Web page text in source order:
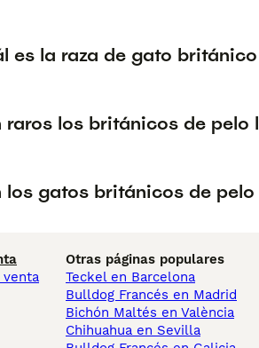
es la raza de gato
raros los británicos de pelo
los gatos británicos de
venta
Otras páginas populares
Teckel en Barcelona
Bulldog Francés en Madrid
Bichón Maltés en València
Chihuahua en Sevilla